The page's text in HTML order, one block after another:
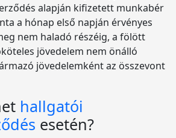
alapján kifizetett munkabér
a hónap első napján érvényes
nem haladó részéig, a fölött
jövedelem nem önálló
jövedelemként az összevont
hallgatói
esetén?